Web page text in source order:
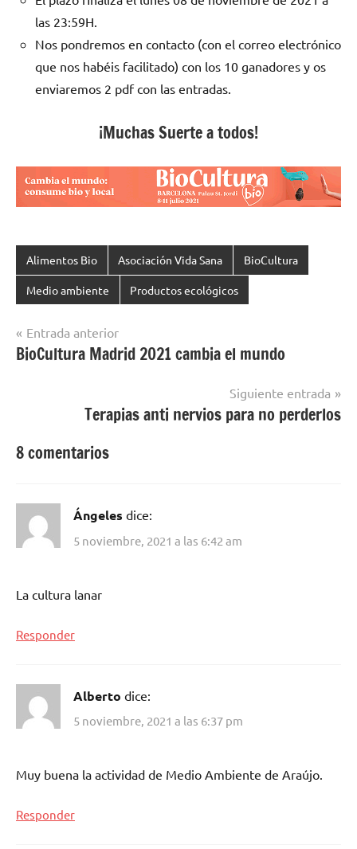
las 23:59H.
Nos pondremos en contacto (con el correo electrónico
que nos habéis facilitado) con los 10 ganadores y os
enviaremos 2 pdf con las entradas.
¡Muchas Suerte a todos!
Alimentos Bio Asociación Vida Sana BioCultura
Medio ambiente Productos ecológicos
Navegación
de
Entrada anterior
BioCultura Madrid 2021 cambia el mundo
Siguiente entrada
Terapias anti nervios para no perderlos
8 comentarios
Ángeles dice:
5 noviembre, 2021 a las 6:42 am
La cultura lanar
Responder
Alberto dice:
5 noviembre, 2021 a las 6:37 pm
Muy buena la actividad de Medio Ambiente de Araújo.
Responder